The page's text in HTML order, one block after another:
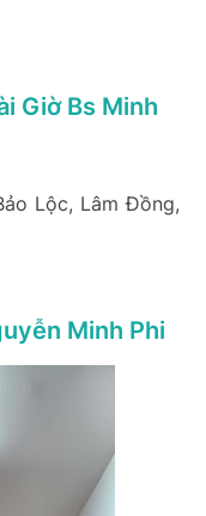
Giờ Bs Minh
Lộc, Lâm Đồng,
Minh Phi